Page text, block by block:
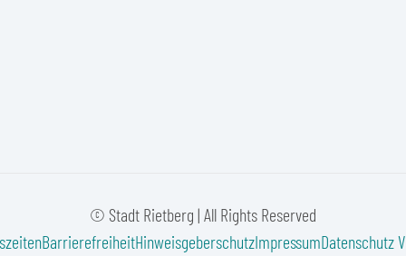
© Stadt Rietberg | All Rights Reserved
BarrierefreiheitHinweisgeberschutzImpressumDatenschutz